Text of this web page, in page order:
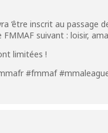
‘être inscrit au passage
FMMAF suivant : loisir,
limitées !
#fmmaf